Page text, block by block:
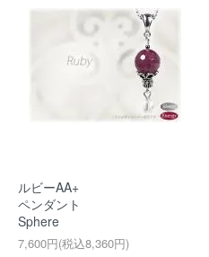
ルビーAA+
ペンダント
Sphere
7,600円(税込8,360円)